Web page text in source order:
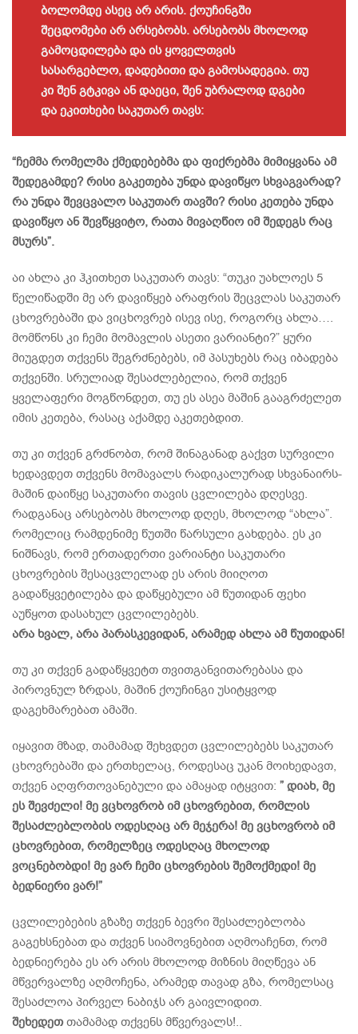
ბოლომდე ასეც არ არის. ქოუჩინგში
შეცდომები არ არსებობს. არსებობს მხოლოდ
გამოცდილება და ის ყოველთვის
სასარგებლო, დადებითი და გამოსადეგია. თუ
კი შენ გტკივა ან დაეცი, შენ უბრალოდ დგები
და ეკითხები საკუთარ თავს:
“ჩემმა რომელმა ქმედებებმა და ფიქრებმა მიმიყვანა ამ
შედეგამდე? რისი გაკეთება უნდა დავიწყო სხვაგვარად?
რა უნდა შევცვალო საკუთარ თავში? რისი კეთება უნდა
დავიწყო ან შევწყვიტო, რათა მივაღწიო იმ შედეგს რაც
მსურს”.
აი ახლა კი ჰკითხეთ საკუთარ თავს: “თუკი უახლოეს 5
წელიწადში მე არ დავიწყებ არაფრის შეცვლას საკუთარ
ცხოვრებაში და ვიცხოვრებ ისევ ისე, როგორც ახლა….
მომწონს კი ჩემი მომავლის ასეთი ვარიანტი?” ყური
მიუგდეთ თქვენს შეგრძნებებს, იმ პასუხებს რაც იბადება
თქვენში. სრულიად შესაძლებელია, რომ თქვენ
ყველაფერი მოგწონდეთ, თუ ეს ასეა მაშინ გააგრძელეთ
იმის კეთება, რასაც აქამდე აკეთებდით.
თუ კი თქვენ გრძნობთ, რომ შინაგანად გაქვთ სურვილი
ხედავდეთ თქვენს მომავალს რადიკალურად სხვანაირს-
მაშინ დაიწყე საკუთარი თავის ცვლილება დღესვე.
რადგანაც არსებობს მხოლოდ დღეს, მხოლოდ “ახლა”.
რომელიც რამდენიმე წუთში წარსული გახდება. ეს კი
ნიშნავს, რომ ერთადერთი ვარიანტი საკუთარი
ცხოვრების შესაცვლელად ეს არის მიიღოთ
გადაწყვეტილება და დაწყებული ამ წუთიდან ფეხი
აუწყოთ დასახულ ცვლილებებს.
არა ხვალ, არა პარასკევიდან, არამედ ახლა ამ წუთიდან!
თუ კი თქვენ გადაწყვეტთ თვითგანვითარებასა და
პიროვნულ ზრდას, მაშინ ქოუჩინგი უსიტყვოდ
დაგეხმარებათ ამაში.
იყავით მზად, თამამად შეხვდეთ ცვლილებებს საკუთარ
ცხოვრებაში და ერთხელაც, როდესაც უკან მოიხედავთ,
თქვენ აღფრთოვანებული და ამაყად იტყვით: ” დიახ, მე
ეს შევძელი! მე ვცხოვრობ იმ ცხოვრებით, რომლის
შესაძლებლობის ოდესღაც არ მეჯერა! მე ვცხოვრობ იმ
ცხოვრებით, რომელზეც ოდესღაც მხოლოდ
ვოცნებობდი! მე ვარ ჩემი ცხოვრების შემოქმედი! მე
ბედნიერი ვარ!”
ცვლილებების გზაზე თქვენ ბევრი შესაძლებლობა
გაგეხსნებათ და თქვენ სიამოვნებით აღმოაჩენთ, რომ
ბედნიერება ეს არ არის მხოლოდ მიზნის მიღწევა ან
მწვერვალზე აღმოჩენა, არამედ თავად გზა, რომელსაც
შესაძლოა პირველ ნაბიჯს არ გაივლიდით.
შეხედეთთამამად თქვენს მწვერვალს!..